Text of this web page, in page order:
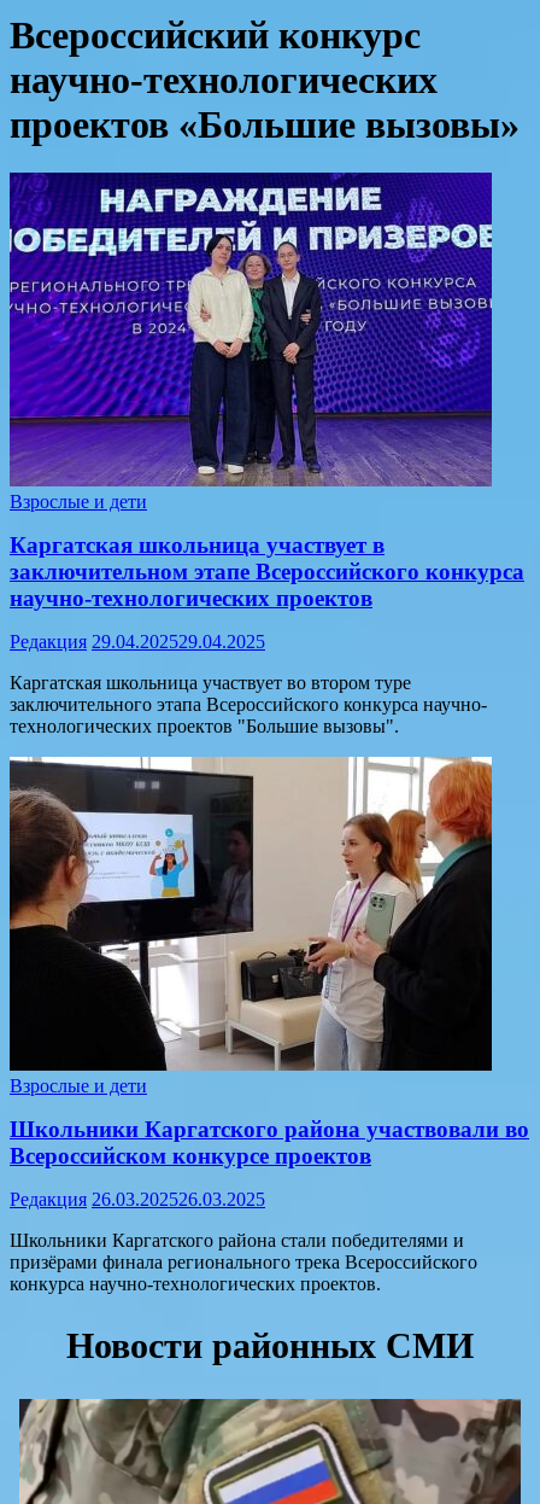
Всероссийский конкурс
научно-технологических
проектов «Большие вызовы»
Взрослые и дети
Каргатская школьница участвует в
заключительном этапе Всероссийского конкурса
научно-технологических проектов
Редакция 29.04.202529.04.2025
Каргатская школьница участвует во втором туре
заключительного этапа Всероссийского конкурса научно-
технологических проектов "Большие вызовы".
Взрослые и дети
Школьники Каргатского района участвовали во
Всероссийском конкурсе проектов
Редакция 26.03.202526.03.2025
Школьники Каргатского района стали победителями и
призёрами финала регионального трека Всероссийского
конкурса научно-технологических проектов.